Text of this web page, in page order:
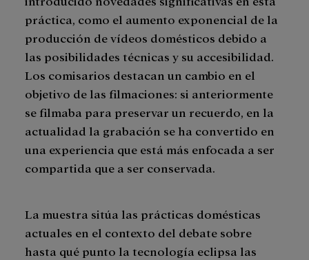
práctica, como el aumento exponencial de la
producción de vídeos domésticos debido a
las posibilidades técnicas y su accesibilidad.
Los comisarios destacan un cambio en el
objetivo de las filmaciones: si anteriormente
se filmaba para preservar un recuerdo, en la
actualidad la grabación se ha convertido en
una experiencia que está más enfocada a ser
compartida que a ser conservada.
La muestra sitúa las prácticas domésticas
actuales en el contexto del debate sobre
hasta qué punto la tecnología eclipsa las